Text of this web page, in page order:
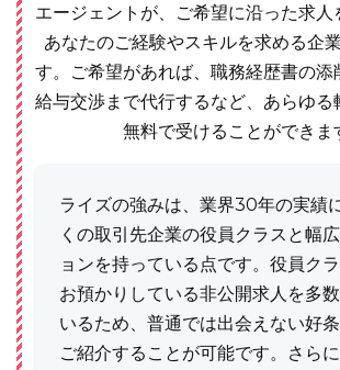
エージェントが、ご希望に沿った求人
あなたのご経験やスキルを求める企
す。ご希望があれば、職務経歴書の添
給与交渉まで代行するなど、あらゆる
無料で受けることができま
ライズの強みは、業界30年の実績
くの取引先企業の役員クラスと幅
ョンを持っている点です。役員ク
お預かりしている非公開求人を多
いるため、普通では出会えない好
ご紹介することが可能です。さら